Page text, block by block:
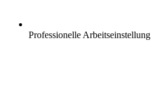
Professionelle Arbeitseinstellung